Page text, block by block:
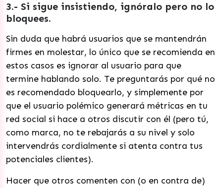
3.- Si sigue insistiendo, ignóralo pero no lo
bloquees.
Sin duda que habrá usuarios que se mantendrán
firmes en molestar, lo único que se recomienda en
estos casos es ignorar al usuario para que
termine hablando solo. Te preguntarás por qué no
es recomendado bloquearlo, y simplemente por
que el usuario polémico generará métricas en tu
red social si hace a otros discutir con él (pero tú,
como marca, no te rebajarás a su nivel y solo
intervendrás cordialmente si atenta contra tus
potenciales clientes).
Hacer que otros comenten con (o en contra de)